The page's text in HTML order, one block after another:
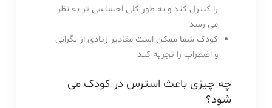
را کنترل کند و به طور کلی احساسی تر به نظر
می رسد
کودک شما ممکن است مقادیر زیادی از نگرانی
و اضطراب را تجربه کند
چه چیزی باعث استرس در کودک می
شود؟